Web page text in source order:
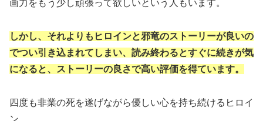
画力をもう少し頑張って欲しいという人もいます。
しかし、それよりもヒロインと邪竜のストーリーが良いの
でつい引き込まれてしまい、読み終わるとすぐに続きが気
になると、ストーリーの良さで高い評価を得ています。
四度も非業の死を遂げながら優しい心を持ち続けるヒロイ
ン。